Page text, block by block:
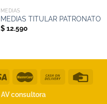
MEDIAS
MEDIAS TITULAR PATRONATO
$12.590
AV consultora